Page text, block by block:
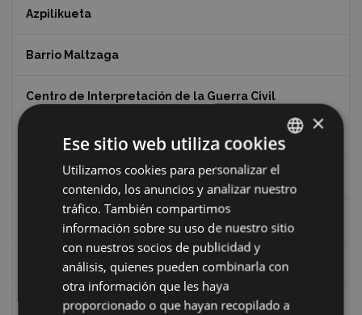
Azpilikueta
Barrio Maltzaga
Centro de Interpretación de la Guerra Civil
Ciclismo
Ciclismo "A rueda"
Eibar desde el aire
Eibartarren ahotan
BASQUE
SPANISH
×
Ese sitio web utiliza cookies
Utilizamos cookies para personalizar el
contenido, los anuncios y analizar nuestro
tráfico. También compartimos
información sobre su uso de nuestro sitio
con nuestros socios de publicidad y
análisis, quienes pueden combinarla con
otra información que les haya
proporcionado o que hayan recopilado a